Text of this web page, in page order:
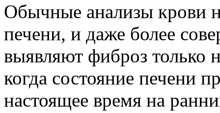
Обычные анализы крови
печени, и даже более
выявляют фиброз только
когда состояние печени
настоящее время на